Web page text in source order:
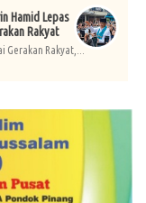
Hamid Lepas
Rakyat
Rakyat,...